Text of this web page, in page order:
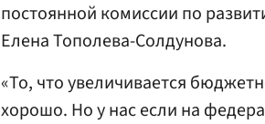
постоянной комиссии по
Елена Тополева-Солдунова.
«То, что увеличивается
хорошо. Но у нас если на